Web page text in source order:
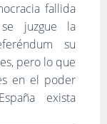
fallida
juzgue la
su
pero lo que
en el poder
exista